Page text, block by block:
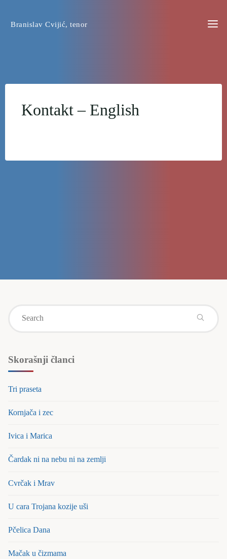
Branislav Cvijić, tenor
Kontakt – English
Skorašnji članci
Tri praseta
Коrnjača i zec
Ivica i Marica
Čardak ni na nebu ni na zemlji
Cvrčak i Mrav
U cara Trojana kozije uši
Pčelica Dana
Mačak u čizmama